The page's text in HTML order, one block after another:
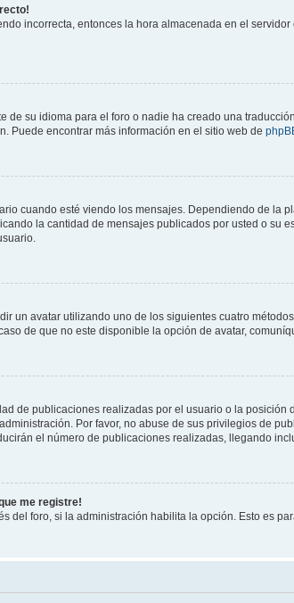
incorrecta, entonces la hora almacenada en el
su idioma para el foro o nadie ha creado una
Puede encontrar más información en el sitio web de
cuando esté viendo los mensajes. Dependiendo de la
la cantidad de mensajes publicados por usted o su
un avatar utilizando uno de los siguientes cuatro
de que no este disponible la opción de avatar,
de publicaciones realizadas por el usuario o la
Por favor, no abuse de sus privilegios de
el número de publicaciones realizadas, llegando
me registre!
del foro, si la administración habilita la opción. Esto es